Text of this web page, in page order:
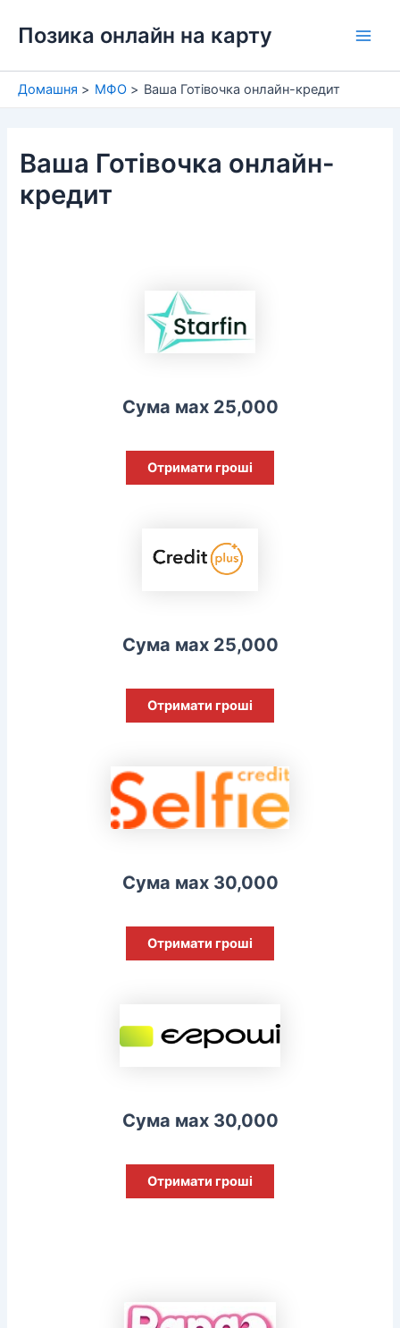
Позика онлайн на карту
Домашня МФО Ваша Готівочка онлайн-кредит
Ваша Готівочка онлайн-
кредит
Сума мах 25,000
Отримати гроші
Сума мах 25,000
Отримати гроші
Сума мах 30,000
Отримати гроші
Сума мах 30,000
Отримати гроші